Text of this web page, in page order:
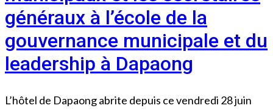
généraux à l’école de la
gouvernance municipale et du
leadership à Dapaong
L’hôtel de Dapaong abrite depuis ce vendredi 28 juin